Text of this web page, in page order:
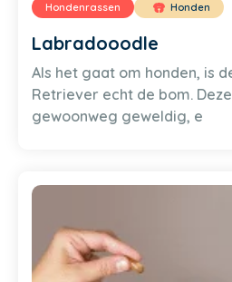
Hondenrassen Honden
Labradooodle
Als het gaat om honden, is
Retriever echt de bom.
gewoonweg geweldig, e